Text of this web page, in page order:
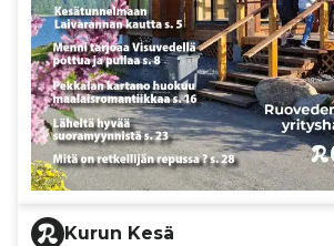
Kurun Kesä